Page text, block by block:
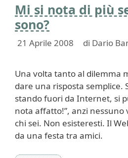
Mi si nota di più
sono?
21 Aprile 2008 di Dario
Una volta tanto al dilemma
dare una risposta semplice.
stando fuori da Internet, si
nota affatto!”, anzi nessuno
chi sei. Non esisteresti. Il
da una festa tra amici.